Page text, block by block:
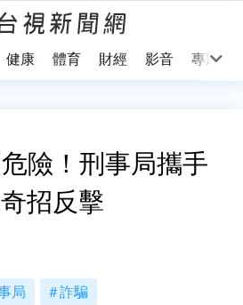
健康 體育 財經 影音 專題
險！刑事局攜手
招反擊
局 詐騙